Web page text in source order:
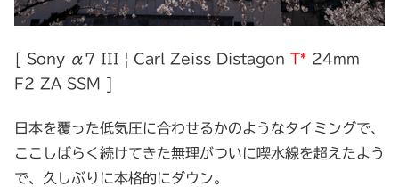
[ Sony α7 III | Carl Zeiss Distagon T* 24mm
F2 ZA SSM ]
日本を覆った低気圧に合わせるかのようなタイミングで、
ここしばらく続けてきた無理がついに喫水線を超えたよう
で、久しぶりに本格的にダウン。